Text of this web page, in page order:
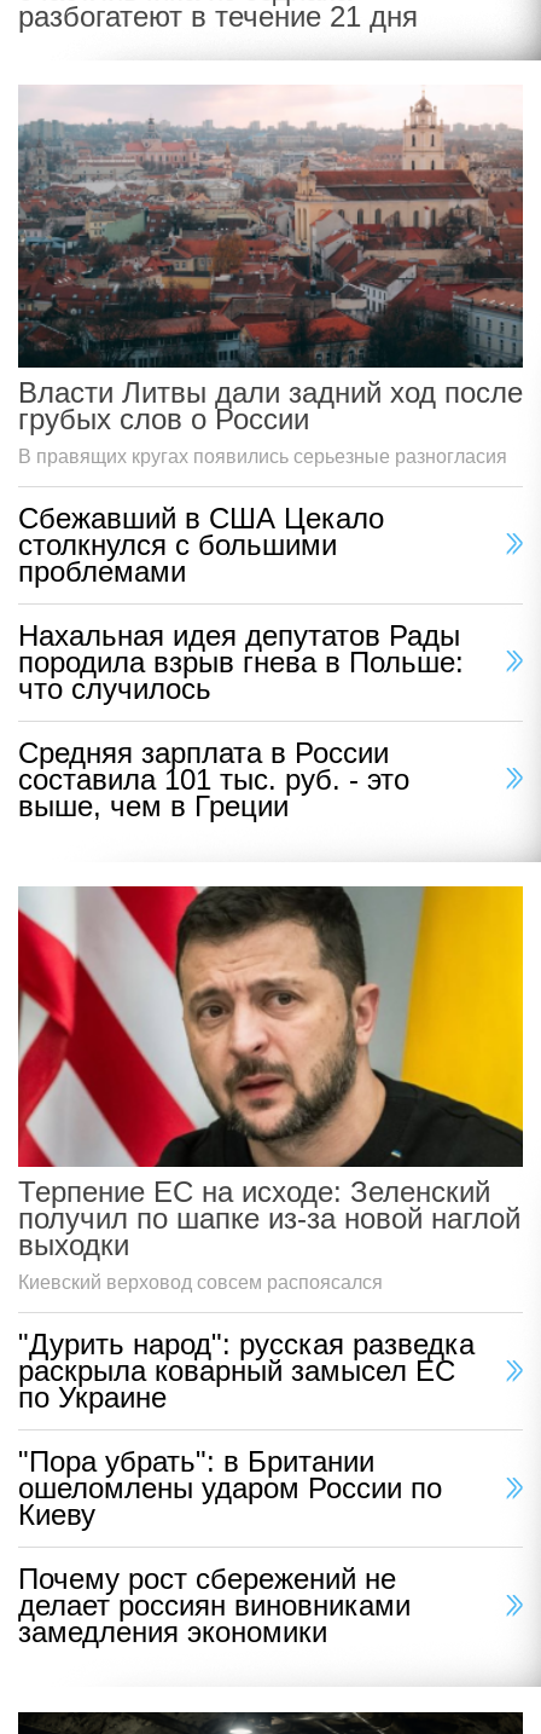
разбогатеют в течение 21 дня
Власти Литвы дали задний ход после
грубых слов о России
В правящих кругах появились серьезные разногласия
Сбежавший в США Цекало
столкнулся с большими
проблемами
Нахальная идея депутатов Рады
породила взрыв гнева в Польше:
что случилось
Средняя зарплата в России
составила 101 тыс. руб. - это
выше, чем в Греции
Терпение ЕС на исходе: Зеленский
получил по шапке из-за новой наглой
выходки
Киевский верховод совсем распоясался
"Дурить народ": русская разведка
раскрыла коварный замысел ЕС
по Украине
"Пора убрать": в Британии
ошеломлены ударом России по
Киеву
Почему рост сбережений не
делает россиян виновниками
замедления экономики